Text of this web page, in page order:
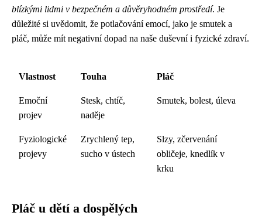
blízkými lidmi v bezpečném a důvěryhodném prostředí. Je
důležité si uvědomit, že potlačování emocí, jako je smutek a
pláč, může mít negativní dopad na naše duševní i fyzické zdraví.
Vlastnost Touha Pláč
Emoční
projev
Stesk, chtíč,
naděje
Smutek, bolest, úleva
Fyziologické
projevy
Zrychlený tep,
sucho v ústech
Slzy, zčervenání
obličeje, knedlík v
krku
Pláč u dětí a dospělých